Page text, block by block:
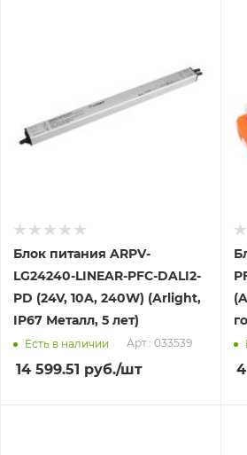
Блок питания ARPV-
LG24240-LINEAR-PFC-DALI2-
PD (24V, 10A, 240W) (Arlight,
IP67 Металл, 5 лет)
Есть в наличии Арт.: 033539
14 599.51 руб./шт